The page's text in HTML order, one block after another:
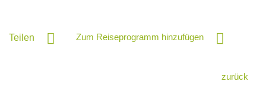
Teilen Zum Reiseprogramm hinzufügen
zurück